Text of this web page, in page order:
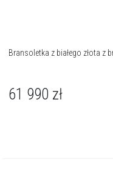
Bransoletka z białego złota z
61 990 zł